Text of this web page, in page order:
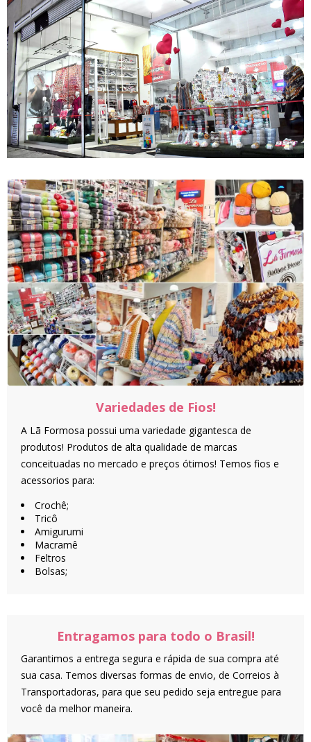
Variedades de Fios!
A Lã Formosa possui uma variedade gigantesca de
produtos! Produtos de alta qualidade de marcas
conceituadas no mercado e preços ótimos! Temos fios e
acessorios para:
Crochê;
Tricô
Amigurumi
Macramê
Feltros
Bolsas;
Entragamos para todo o Brasil!
Garantimos a entrega segura e rápida de sua compra até
sua casa. Temos diversas formas de envio, de Correios à
Transportadoras, para que seu pedido seja entregue para
você da melhor maneira.